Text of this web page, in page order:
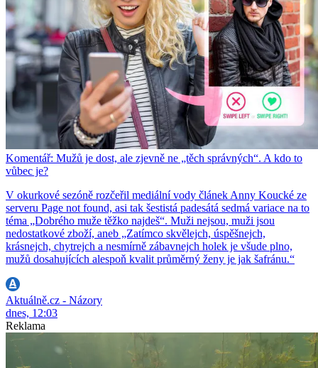
Komentář: Mužů je dost, ale zjevně ne „těch správných“. A kdo to
vůbec je?
V okurkové sezóně rozčeřil mediální vody článek Anny Koucké ze
serveru Page not found, asi tak šestistá padesátá sedmá variace na to
téma „Dobrého muže těžko najdeš“. Muži nejsou, muži jsou
nedostatkové zboží, aneb „Zatímco skvělejch, úspěšnejch,
krásnejch, chytrejch a nesmírně zábavnejch holek je všude plno,
mužů dosahujících alespoň kvalit průměrný ženy je jak šafránu.“
Aktuálně.cz - Názory
dnes, 12:03
Reklama